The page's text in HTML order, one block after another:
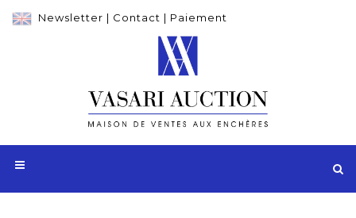
Newsletter | Contact | Paiement